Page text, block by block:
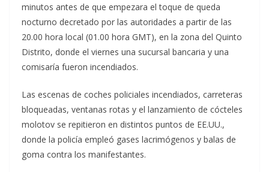
minutos antes de que empezara el toque de queda
nocturno decretado por las autoridades a partir de las
20.00 hora local (01.00 hora GMT), en la zona del Quinto
Distrito, donde el viernes una sucursal bancaria y una
comisaría fueron incendiados.
Las escenas de coches policiales incendiados, carreteras
bloqueadas, ventanas rotas y el lanzamiento de cócteles
molotov se repitieron en distintos puntos de EE.UU.,
donde la policía empleó gases lacrimógenos y balas de
goma contra los manifestantes.